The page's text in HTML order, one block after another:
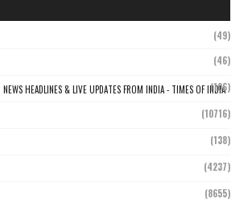
(49)
(46)
HEADLINES & LIVE UPDATES FROM INDIA - TIMES OF INDIA
(106)
(10716)
(138)
(4237)
(8655)